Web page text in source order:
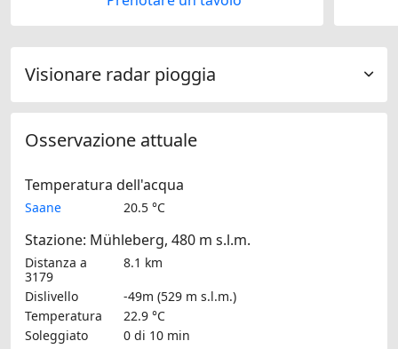
Visionare radar pioggia
Osservazione attuale
Temperatura dell'acqua
Saane 20.5 °C
Stazione: Mühleberg, 480 m s.l.m.
Distanza a
3179
8.1 km
Dislivello
-49m (529 m s.l.m.)
Temperatura
22.9 °C
Soleggiato
0 di 10 min